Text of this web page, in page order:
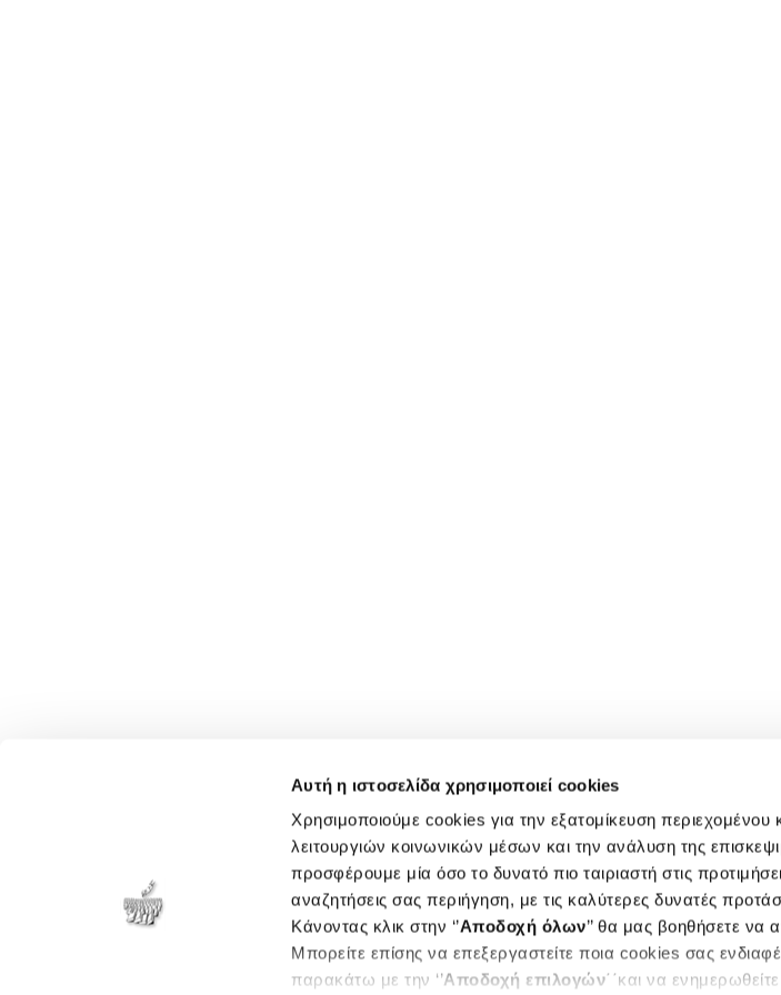
Αυτή η ιστοσελίδα χρησιμοποιεί cookies
Χρησιμοποιούμε cookies για την εξατομίκευση
λειτουργιών κοινωνικών μέσων και την ανάλυση της
προσφέρουμε μία όσο το δυνατό πιο ταιριαστή στις
αναζητήσεις σας περιήγηση, με τις καλύτερες δυνατές
Κάνοντας κλικ στην ‘’Αποδοχή όλων’’ θα μας βοηθήσετε
Μπορείτε επίσης να επεξεργαστείτε ποια cookies σας
παρακάτω με την ‘’Αποδοχή επιλογών΄΄και να